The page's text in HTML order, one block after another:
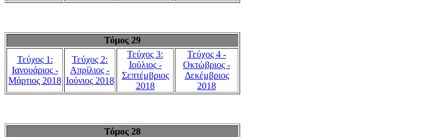
Τόμος 29
Τεύχος 1:
Ιανουάριος -
Μάρτιος 2018
Τεύχος 2:
Απρίλιος -
Ιούνιος 2018
Τεύχος 3:
Ιούλιος -
Σεπτέμβριος
2018
Τεύχος 4 -
Οκτώβριος -
Δεκέμβριος
2018
Τόμος 28